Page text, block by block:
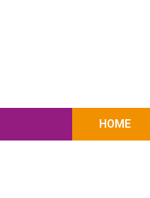
HOME